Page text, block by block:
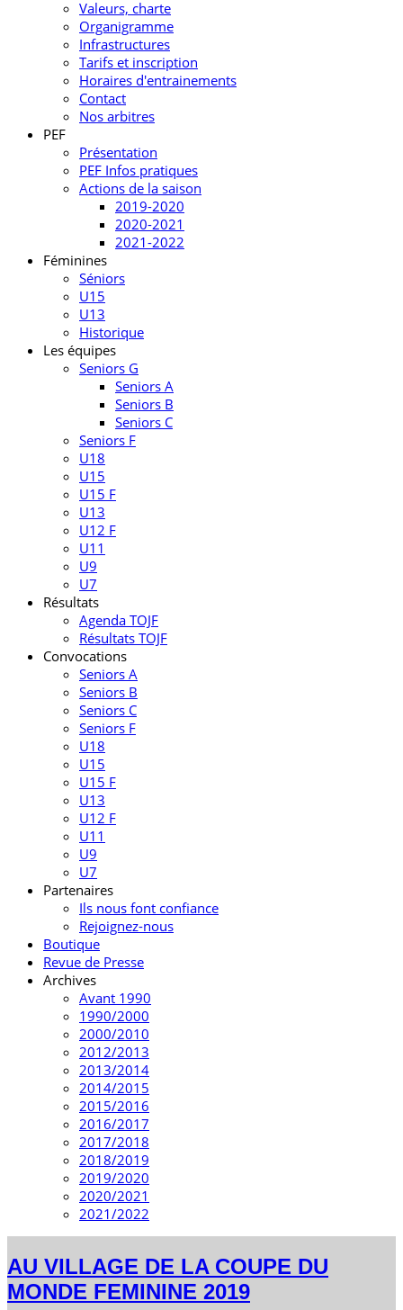
Valeurs, charte
Organigramme
Infrastructures
Tarifs et inscription
Horaires d'entrainements
Contact
Nos arbitres
PEF
Présentation
PEF Infos pratiques
Actions de la saison
2019-2020
2020-2021
2021-2022
Féminines
Séniors
U15
U13
Historique
Les équipes
Seniors G
Seniors A
Seniors B
Seniors C
Seniors F
U18
U15
U15 F
U13
U12 F
U11
U9
U7
Résultats
Agenda TOJF
Résultats TOJF
Convocations
Seniors A
Seniors B
Seniors C
Seniors F
U18
U15
U15 F
U13
U12 F
U11
U9
U7
Partenaires
Ils nous font confiance
Rejoignez-nous
Boutique
Revue de Presse
Archives
Avant 1990
1990/2000
2000/2010
2012/2013
2013/2014
2014/2015
2015/2016
2016/2017
2017/2018
2018/2019
2019/2020
2020/2021
2021/2022
AU VILLAGE DE LA COUPE DU
MONDE FEMININE 2019